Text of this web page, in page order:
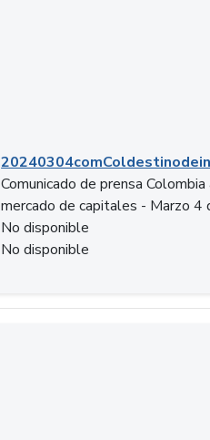
Comunicado de prensa
mercado de capitales - Marzo 4
No disponible
No disponible